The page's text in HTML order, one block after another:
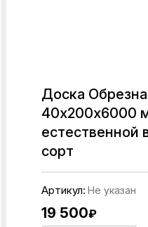
В
Доска
40х200х6000
естественной
сорт
Артикул: Не указан
19 500₽